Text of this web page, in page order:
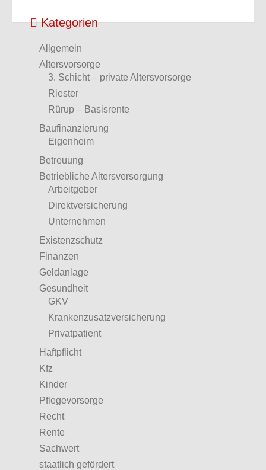
Kategorien
Allgemein
Altersvorsorge
3. Schicht – private Altersvorsorge
Riester
Rürup – Basisrente
Baufinanzierung
Eigenheim
Betreuung
Betriebliche Altersversorgung
Arbeitgeber
Direktversicherung
Unternehmen
Existenzschutz
Finanzen
Geldanlage
Gesundheit
GKV
Krankenzusatzversicherung
Privatpatient
Haftpflicht
Kfz
Kinder
Pflegevorsorge
Recht
Rente
Sachwert
staatlich gefördert